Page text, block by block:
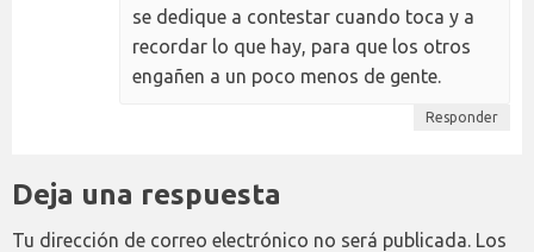
se dedique a contestar cuando toca y a
recordar lo que hay, para que los otros
engañen a un poco menos de gente.
Responder
Deja una respuesta
Tu dirección de correo electrónico no será publicada. Los